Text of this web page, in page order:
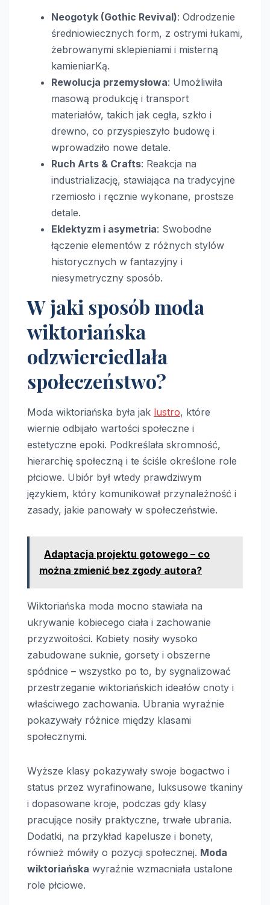
Neogotyk (Gothic Revival): Odrodzenie
średniowiecznych form, z ostrymi łukami,
żebrowanymi sklepieniami i misterną
kamieniarKą.
Rewolucja przemysłowa: Umożliwiła
masową produkcję i transport
materiałów, takich jak cegła, szkło i
drewno, co przyspieszyło budowę i
wprowadziło nowe detale.
Ruch Arts & Crafts: Reakcja na
industrializację, stawiająca na tradycyjne
rzemiosło i ręcznie wykonane, prostsze
detale.
Eklektyzm i asymetria: Swobodne
łączenie elementów z różnych stylów
historycznych w fantazyjny i
niesymetryczny sposób.
W jaki sposób moda
wiktoriańska
odzwierciedlała
społeczeństwo?
Moda wiktoriańska była jak lustro, które
wiernie odbijało wartości społeczne i
estetyczne epoki. Podkreślała skromność,
hierarchię społeczną i te ściśle określone role
płciowe. Ubiór był wtedy prawdziwym
językiem, który komunikował przynależność i
zasady, jakie panowały w społeczeństwie.
Adaptacja projektu gotowego – co
można zmienić bez zgody autora?
Wiktoriańska moda mocno stawiała na
ukrywanie kobiecego ciała i zachowanie
przyzwoitości. Kobiety nosiły wysoko
zabudowane suknie, gorsety i obszerne
spódnice – wszystko po to, by sygnalizować
przestrzeganie wiktoriańskich ideałów cnoty i
właściwego zachowania. Ubrania wyraźnie
pokazywały różnice między klasami
społecznymi.
Wyższe klasy pokazywały swoje bogactwo i
status przez wyrafinowane, luksusowe tkaniny
i dopasowane kroje, podczas gdy klasy
pracujące nosiły praktyczne, trwałe ubrania.
Dodatki, na przykład kapelusze i bonety,
również mówiły o pozycji społecznej. Moda
wiktoriańska wyraźnie wzmacniała ustalone
role płciowe.